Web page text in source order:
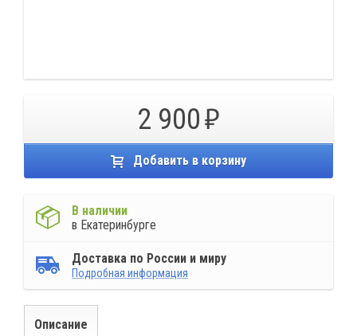
2 900
Добавить в корзину
В наличии
в Екатеринбурге
Доставка по России и миру
Подробная информация
Описание